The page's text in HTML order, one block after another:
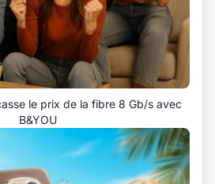
le prix de la fibre 8 Gb/s avec
B&YOU